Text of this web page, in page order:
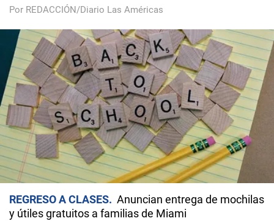
Por REDACCIÓN/Diario Las Américas
REGRESO A CLASES
Anuncian entrega de mochilas
y útiles gratuitos a familias de Miami